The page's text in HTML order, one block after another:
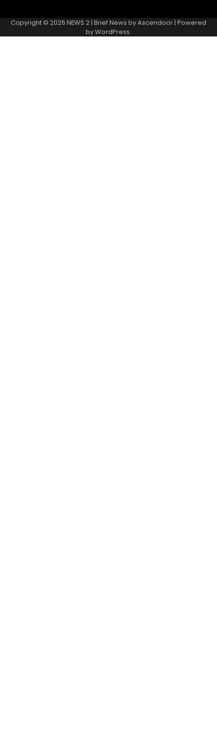
Page
Copyright © 2026 NEWS 2| Brief News byAscendoor| Powered
byWordPress.